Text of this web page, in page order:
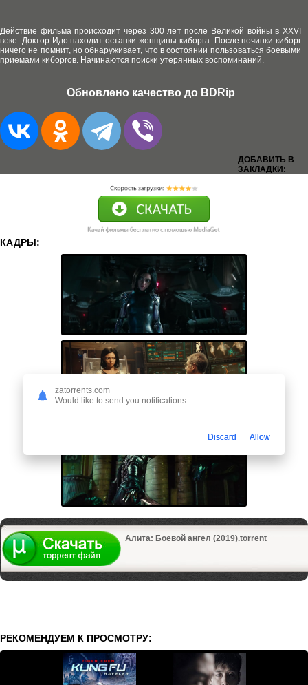
Действие фильма происходит через 300 лет после Великой войны в XXVI
веке. Доктор Идо находит останки женщины-киборга. После починки киборг
ничего не помнит, но обнаруживает, что в состоянии пользоваться боевыми
приемами киборгов. Начинаются поиски утерянных воспоминаний.
Обновлено качество до BDRip
ДОБАВИТЬ В
ЗАКЛАДКИ:
КАДРЫ:
Алита: Боевой ангел (2019).torrent
РЕКОМЕНДУЕМ К ПРОСМОТРУ:
zatorrents.com
Would like to send you notifications
Discard Allow